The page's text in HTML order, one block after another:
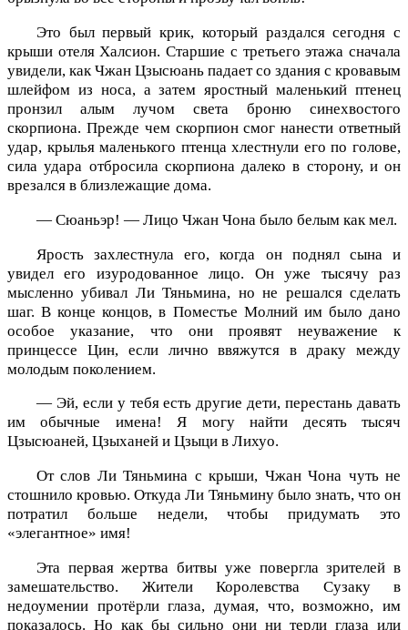
Это был первый крик, который раздался сегодня с
крыши отеля Халсион. Старшие с третьего этажа сначала
увидели, как Чжан Цзысюань падает со здания с кровавым
шлейфом из носа, а затем яростный маленький птенец
пронзил алым лучом света броню синехвостого
скорпиона. Прежде чем скорпион смог нанести ответный
удар, крылья маленького птенца хлестнули его по голове,
сила удара отбросила скорпиона далеко в сторону, и он
врезался в близлежащие дома.
— Сюаньэр! — Лицо Чжан Чона было белым как мел.
Ярость захлестнула его, когда он поднял сына и
увидел его изуродованное лицо. Он уже тысячу раз
мысленно убивал Ли Тяньмина, но не решался сделать
шаг. В конце концов, в Поместье Молний им было дано
особое указание, что они проявят неуважение к
принцессе Цин, если лично ввяжутся в драку между
молодым поколением.
— Эй, если у тебя есть другие дети, перестань давать
им обычные имена! Я могу найти десять тысяч
Цзысюаней, Цзыханей и Цзыци в Лихуо.
От слов Ли Тяньмина с крыши, Чжан Чона чуть не
стошнило кровью. Откуда Ли Тяньмину было знать, что он
потратил больше недели, чтобы придумать это
«элегантное» имя!
Эта первая жертва битвы уже повергла зрителей в
замешательство. Жители Королевства Сузаку в
недоумении протёрли глаза, думая, что, возможно, им
показалось. Но как бы сильно они ни терли глаза или